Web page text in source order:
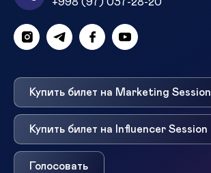
+998 (97) 037-28-20
Купить билет на Marketing Session
Купить билет на Influencer Session
Голосовать